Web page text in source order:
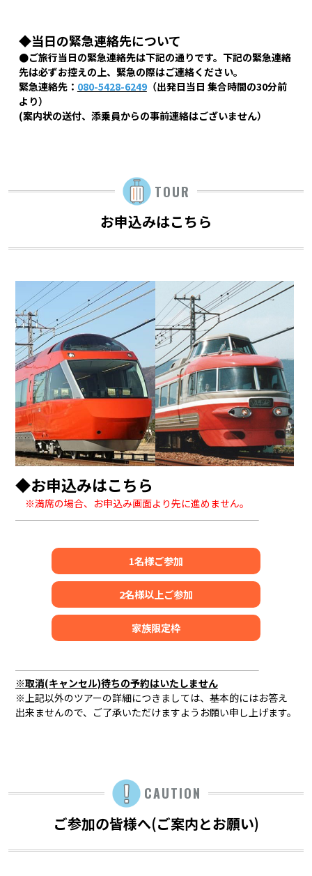
◆当日の緊急連絡先について
●ご旅行当日の緊急連絡先は下記の通りです。下記の緊急連絡
先は必ずお控えの上、緊急の際はご連絡ください。
緊急連絡先： 080-5428-6249（出発日当日 集合時間の30分前
より）
(案内状の送付、添乗員からの事前連絡はございません）
TOUR
お申込みはこちら
◆お申込みはこちら
※満席の場合、お申込み画面より先に進めません。
1名様ご参加
2名様以上ご参加
家族限定枠
※取消(キャンセル)待ちの予約はいたしません
※上記以外のツアーの詳細につきましては、基本的にはお答え
出来ませんので、ご了承いただけますようお願い申し上げます。
CAUTION
ご参加の皆様へ(ご案内とお願い)